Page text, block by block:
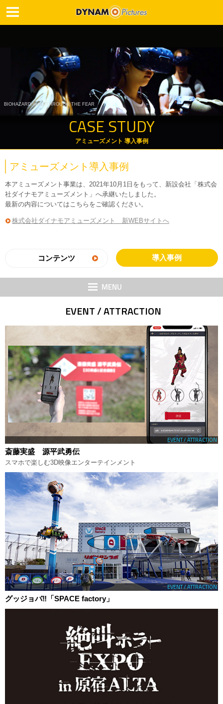
BIOHAZARD WALKTHROUGH THE FEAR
CASE STUDY
アミューズメント 導入事例
アミューズメント導入事例
本アミューズメント事業は、2021年10月1日をもって、新設会社「株式会
社ダイナモアミューズメント」へ承継いたしました。
最新の内容についてはこちらをご確認ください。
株式会社ダイナモアミューズメント 新WEBサイトへ
コンテンツ 導入事例
MENU
EVENT / ATTRACTION
EVENT / ATTRACTION
斎藤実盛 源平武勇伝
スマホで楽しむ3D映像エンターテインメント
EVENT / ATTRACTION
グッジョバ‼「SPACE factory」